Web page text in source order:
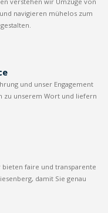
navigieren mühelos zum
und unser Engagement
zu unserem Wort und liefern
bieten faire und transparente
damit Sie genau